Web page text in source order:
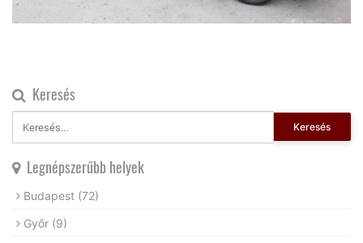
Keresés
Keresés
Legnépszerűbb helyek
Budapest (72)
Győr (9)